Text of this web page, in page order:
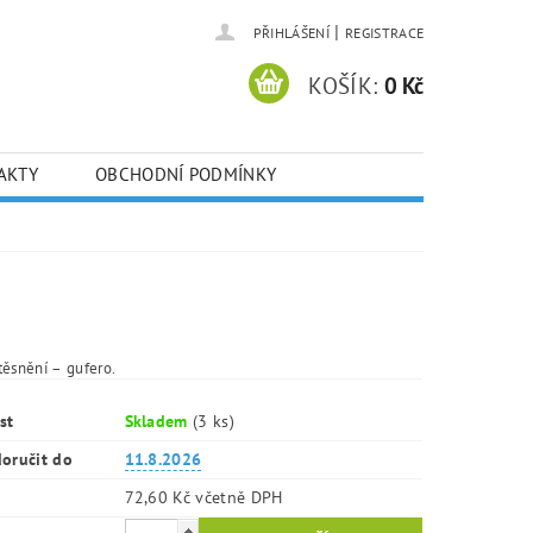
PŘIHLÁŠENÍ | REGISTRACE
KOŠÍK: 0 Kč
OBCHODNÍ PODMÍNKY
– gufero.
Skladem(3 ks)
do
11.8.2026
72,60 Kč včetně DPH